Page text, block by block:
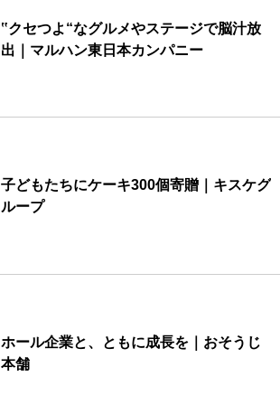
‟クセつよ“なグルメやステージで脳汁放
出｜マルハン東日本カンパニー
子どもたちにケーキ300個寄贈｜キスケグ
ループ
ホール企業と、ともに成長を｜おそうじ
本舗